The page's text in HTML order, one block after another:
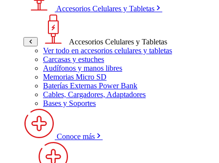
Accesorios Celulares y Tabletas
Accesorios Celulares y Tabletas
Ver todo en accesorios celulares y tabletas
Carcasas y estuches
Audífonos y manos libres
Memorias Micro SD
Baterías Externas Power Bank
Cables, Cargadores, Adaptadores
Bases y Soportes
Conoce más